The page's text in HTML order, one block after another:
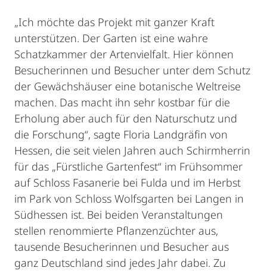
„Ich möchte das Projekt mit ganzer Kraft
unterstützen. Der Garten ist eine wahre
Schatzkammer der Artenvielfalt. Hier können
Besucherinnen und Besucher unter dem Schutz
der Gewächshäuser eine botanische Weltreise
machen. Das macht ihn sehr kostbar für die
Erholung aber auch für den Naturschutz und
die Forschung“, sagte Floria Landgräfin von
Hessen, die seit vielen Jahren auch Schirmherrin
für das „Fürstliche Gartenfest“ im Frühsommer
auf Schloss Fasanerie bei Fulda und im Herbst
im Park von Schloss Wolfsgarten bei Langen in
Südhessen ist. Bei beiden Veranstaltungen
stellen renommierte Pflanzenzüchter aus,
tausende Besucherinnen und Besucher aus
ganz Deutschland sind jedes Jahr dabei. Zu